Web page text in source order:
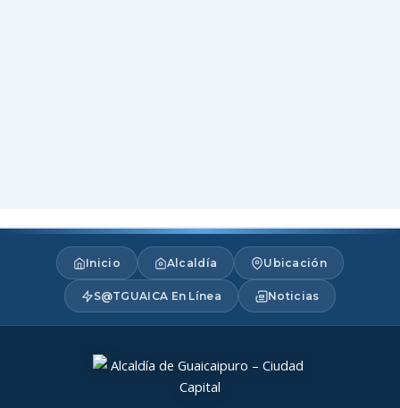
Inicio Alcaldía Ubicación
S@TGUAICA En Línea Noticias